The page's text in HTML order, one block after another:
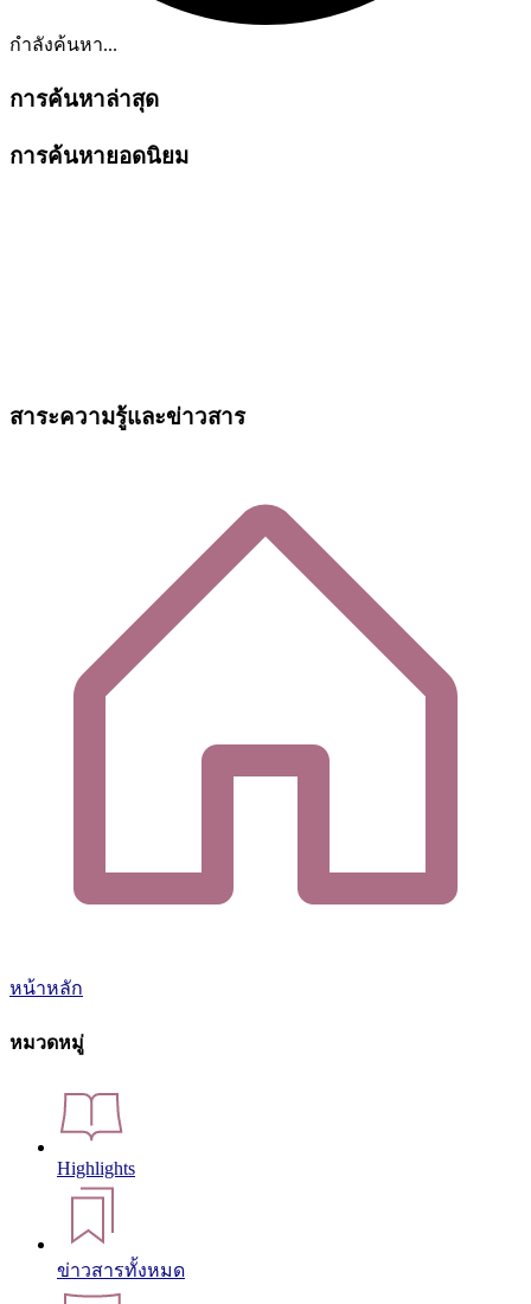
กำลังค้นหา...
การค้นหาล่าสุด
การค้นหายอดนิยม
สาระความรู้และข่าวสาร
หน้าหลัก
หมวดหมู่
Highlights
ข่าวสารทั้งหมด